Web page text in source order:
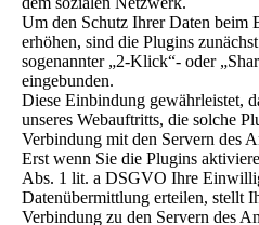
Um den Schutz Ihrer Daten beim
erhöhen, sind die Plugins
sogenannter „2-Klick“- oder
eingebunden.
Diese Einbindung gewährleistet,
unseres Webauftritts, die solche
Verbindung mit den Servern des
Erst wenn Sie die Plugins
Abs. 1 lit. a DSGVO Ihre
Datenübermittlung erteilen, stellt
Verbindung zu den Servern des